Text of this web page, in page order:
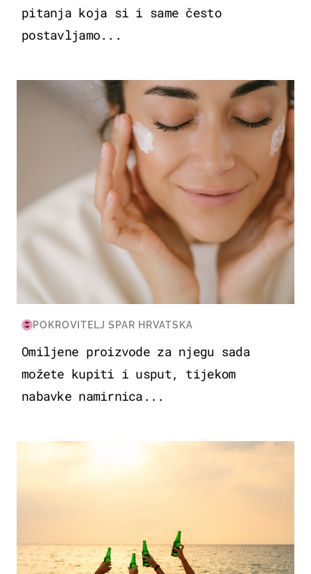
pitanja koja si i same često
postavljamo...
MODA & LJEPOTA
POKROVITELJ SPAR HRVATSKA
Omiljene proizvode za njegu sada
možete kupiti i usput, tijekom
nabavke namirnica...